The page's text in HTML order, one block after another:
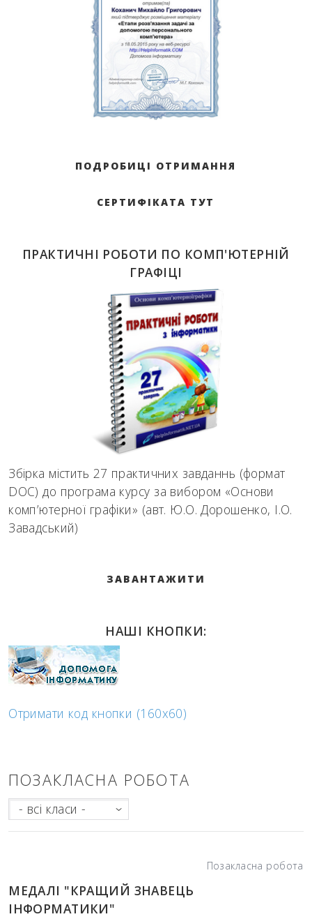
ПОДРОБИЦІ ОТРИМАННЯ
СЕРТИФІКАТА ТУТ
ПРАКТИЧНІ РОБОТИ ПО КОМП'ЮТЕРНІЙ
ГРАФІЦІ
Збірка містить 27 практичних завданнь (формат
DOC) до програма курсу за вибором «Основи
комп’ютерної графіки» (авт. Ю.О. Дорошенко, І.О.
Завадський)
ЗАВАНТАЖИТИ
НАШІ КНОПКИ:
Отримати код кнопки (160x60)
ПОЗАКЛАСНА РОБОТА
- всі класи -
Позакласна робота
МЕДАЛІ "КРАЩИЙ ЗНАВЕЦЬ
ІНФОРМАТИКИ"